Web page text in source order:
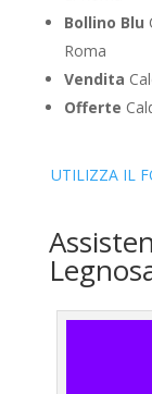
Bollino Blu
Roma
Vendita
Offerte
UTILIZZA IL